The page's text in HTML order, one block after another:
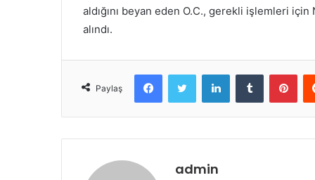
aldığını beyan eden O.C., gerekli işlemleri
alındı.
Paylaş
FacebookTwitter LinkedInTumblr
admin